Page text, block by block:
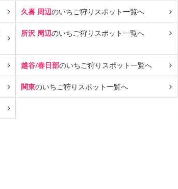
久喜 周辺のいちご狩り スポット一覧へ
所沢 周辺のいちご狩り スポット一覧へ
越谷/春日部のいちご狩り スポット一覧へ
関東のいちご狩り スポット一覧へ